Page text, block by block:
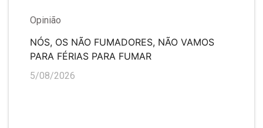
Opinião
NÓS, OS NÃO FUMADORES, NÃO VAMOS
PARA FÉRIAS PARA FUMAR
5/08/2026